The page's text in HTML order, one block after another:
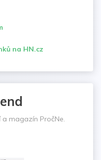
na HN.cz
a magazín PročNe.